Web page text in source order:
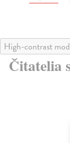
High-contrast
Čitatelia